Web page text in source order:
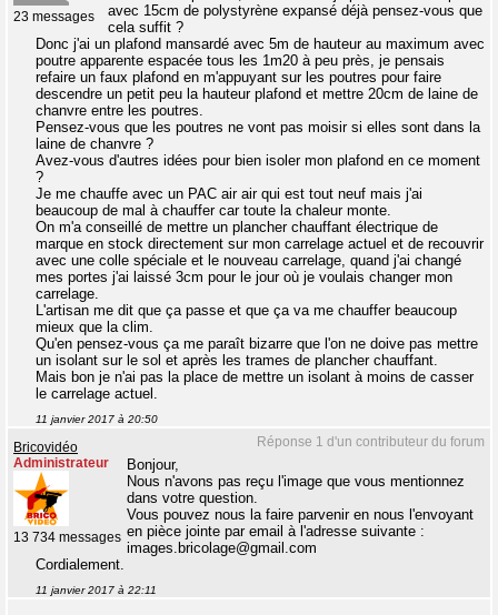
23 messages
avec 15cm de polystyrène expansé déjà pensez-vous que
cela suffit ?
Donc j'ai un plafond mansardé avec 5m de hauteur au maximum avec
poutre apparente espacée tous les 1m20 à peu près, je pensais
refaire un faux plafond en m'appuyant sur les poutres pour faire
descendre un petit peu la hauteur plafond et mettre 20cm de laine de
chanvre entre les poutres.
Pensez-vous que les poutres ne vont pas moisir si elles sont dans la
laine de chanvre ?
Avez-vous d'autres idées pour bien isoler mon plafond en ce moment
?
Je me chauffe avec un PAC air air qui est tout neuf mais j'ai
beaucoup de mal à chauffer car toute la chaleur monte.
On m'a conseillé de mettre un plancher chauffant électrique de
marque en stock directement sur mon carrelage actuel et de recouvrir
avec une colle spéciale et le nouveau carrelage, quand j'ai changé
mes portes j'ai laissé 3cm pour le jour où je voulais changer mon
carrelage.
L'artisan me dit que ça passe et que ça va me chauffer beaucoup
mieux que la clim.
Qu'en pensez-vous ça me paraît bizarre que l'on ne doive pas mettre
un isolant sur le sol et après les trames de plancher chauffant.
Mais bon je n'ai pas la place de mettre un isolant à moins de casser
le carrelage actuel.
11 janvier 2017 à 20:50
Réponse 1 d'un contributeur du forum
Bricovidéo
Administrateur
13 734 messages
Bonjour,
Nous n'avons pas reçu l'image que vous mentionnez
dans votre question.
Vous pouvez nous la faire parvenir en nous l'envoyant
en pièce jointe par email à l'adresse suivante :
images.bricolage@gmail.com
Cordialement.
11 janvier 2017 à 22:11